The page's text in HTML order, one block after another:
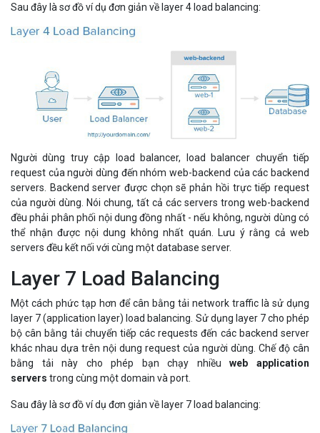
Sau đây là sơ đồ ví dụ đơn giản về layer 4 load balancing:
Người dùng truy cập load balancer, load balancer chuyển tiếp
request của người dùng đến nhóm web-backend của các backend
servers. Backend server được chọn sẽ phản hồi trực tiếp request
của người dùng. Nói chung, tất cả các servers trong web-backend
đều phải phân phối nội dung đồng nhất - nếu không, người dùng có
thể nhận được nội dung không nhất quán. Lưu ý rằng cả web
servers đều kết nối với cùng một database server.
Layer 7 Load Balancing
Một cách phức tạp hơn để cân bằng tải network traffic là sử dụng
layer 7 (application layer) load balancing. Sử dụng layer 7 cho phép
bộ cân bằng tải chuyển tiếp các requests đến các backend server
khác nhau dựa trên nội dung request của người dùng. Chế độ cân
bằng tải này cho phép bạn chạy nhiềuweb application
servers trong cùng một domain và port.
Sau đây là sơ đồ ví dụ đơn giản về layer 7 load balancing: